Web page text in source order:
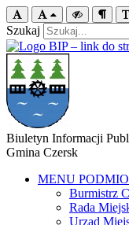
Szukaj
Biuletyn Informacji
Gmina Czersk
MENU
Burmistrz
Rada
Urząd